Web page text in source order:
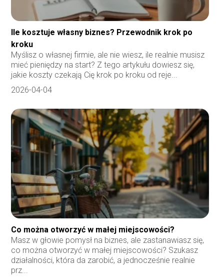
Ile kosztuje własny biznes? Przewodnik krok po
kroku
Myślisz o własnej firmie, ale nie wiesz, ile realnie musisz
mieć pieniędzy na start? Z tego artykułu dowiesz się,
jakie koszty czekają Cię krok po kroku od reje...
2026-04-04
Co można otworzyć w małej miejscowości?
Masz w głowie pomysł na biznes, ale zastanawiasz się,
co można otworzyć w małej miejscowości? Szukasz
działalności, która da zarobić, a jednocześnie realnie
prz...